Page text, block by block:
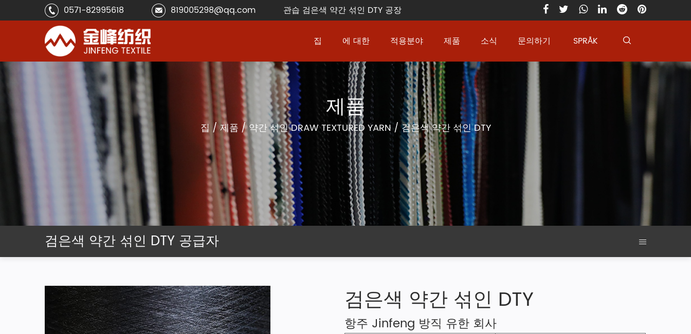
0571-82995618 819005298@qq.com 관습 검은색 약간 섞인 DTY 공장
집 에 대한 적용분야 제품 소식 문의하기 SPRÅK
제품
집 /제품 /약간 섞인 DRAW TEXTURED YARN/검은색 약간 섞인 DTY
검은색 약간 섞인 DTY 공급자
검은색 약간 섞인 DTY
항주 Jinfeng 방직 유한 회사